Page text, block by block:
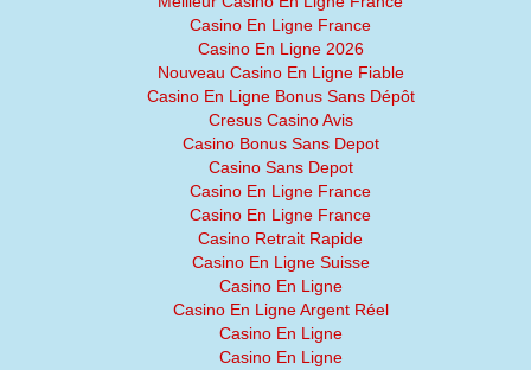
Casino En Ligne France
Casino En Ligne 2026
Nouveau Casino En Ligne Fiable
Casino En Ligne Bonus Sans Dépôt
Cresus Casino Avis
Casino Bonus Sans Depot
Casino Sans Depot
Casino En Ligne France
Casino En Ligne France
Casino Retrait Rapide
Casino En Ligne Suisse
Casino En Ligne
Casino En Ligne Argent Réel
Casino En Ligne
Casino En Ligne